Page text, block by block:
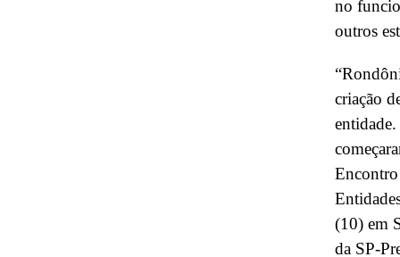
no
outros
criação
Encontro
(10) em
da SP-